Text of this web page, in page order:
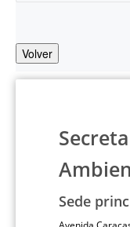
Volver
Sede